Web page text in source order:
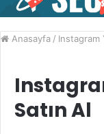
Anasayfa / Instagram
Satın Al